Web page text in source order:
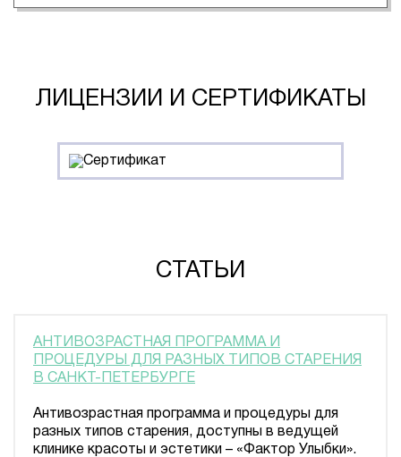
ЛИЦЕНЗИИ И СЕРТИФИКАТЫ
СТАТЬИ
АНТИВОЗРАСТНАЯ ПРОГРАММА И
ПРОЦЕДУРЫ ДЛЯ РАЗНЫХ ТИПОВ СТАРЕНИЯ
В САНКТ-ПЕТЕРБУРГЕ
Антивозрастная программа и процедуры для
разных типов старения, доступны в ведущей
клинике красоты и эстетики – «Фактор Улыбки».